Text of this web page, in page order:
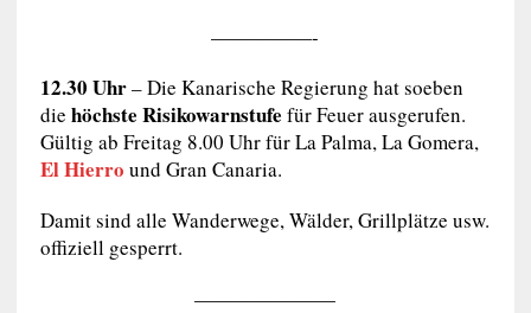
—————-
12.30 Uhr– Die Kanarische Regierung hat soeben
die höchste Risikowarnstufe für Feuer ausgerufen.
Gültig ab Freitag 8.00 Uhr für La Palma, La Gomera,
El Hierro und Gran Canaria.
Damit sind alle Wanderwege, Wälder, Grillplätze usw.
offiziell gesperrt.
———————